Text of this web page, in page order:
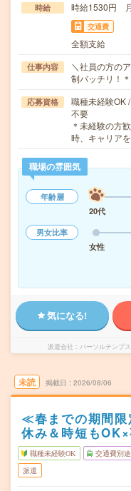
時給 時給1530円
交通費
全額支給
仕事内容
＼社員の方の
制バッチリ！
応募資格
職種未経験OK
不要
＊未経験の方
時、キャリア
職場の雰囲気
年齢層
20代
男女比率
女性
気になる!
派遣会社 パーソルテンプ
未読 掲載日 2026/08/06
≪春までの期間
休み＆時短も
職種未経験OK 交通費別
派遣